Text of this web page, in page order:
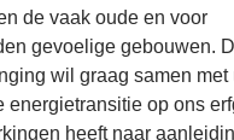
de vaak oude en voor
gevoelige gebouwen.
wil graag samen
energietransitie op ons
heeft naar